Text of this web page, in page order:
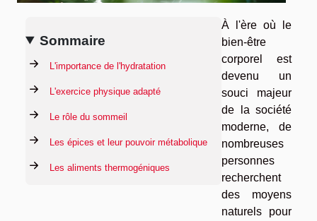
Sommaire
L'importance de l'hydratation
L'exercice physique adapté
Le rôle du sommeil
Les épices et leur pouvoir métabolique
Les aliments thermogéniques
À l'ère où le
bien-être
corporel est
devenu un
souci majeur
de la société
moderne, de
nombreuses
personnes
recherchent
des moyens
naturels pour